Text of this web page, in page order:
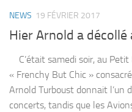
NEWS 19 FÉVRIER 2017
Hier Arnold a décollé
C’était samedi soir, au
« Frenchy But Chic »
Arnold Turboust donnait l’un
concerts, tandis que les